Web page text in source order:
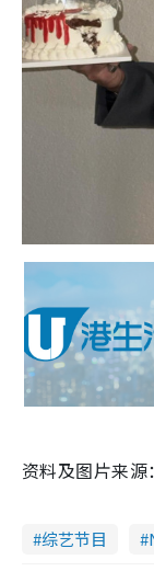
资料及图片来
综艺节目